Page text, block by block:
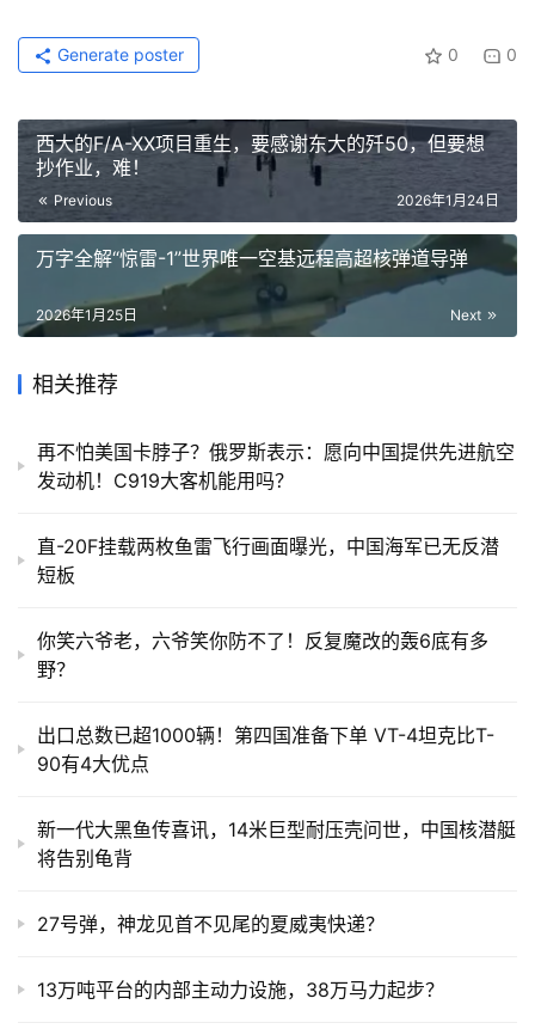
0 0
Generate poster
西大的F/A-XX项目重生，要感谢东大的歼50，但要想
抄作业，难！
Previous 2026年1月24日
万字全解“惊雷-1”世界唯一空基远程高超核弹道导弹
Next
2026年1月25日
相关推荐
再不怕美国卡脖子？俄罗斯表示：愿向中国提供先进航空
发动机！C919大客机能用吗？
直-20F挂载两枚鱼雷飞行画面曝光，中国海军已无反潜
短板
你笑六爷老，六爷笑你防不了！反复魔改的轰6底有多
野？
出口总数已超1000辆！第四国准备下单 VT-4坦克比T-
90有4大优点
新一代大黑鱼传喜讯，14米巨型耐压壳问世，中国核潜艇
将告别龟背
27号弹，神龙见首不见尾的夏威夷快递？
13万吨平台的内部主动力设施，38万马力起步？